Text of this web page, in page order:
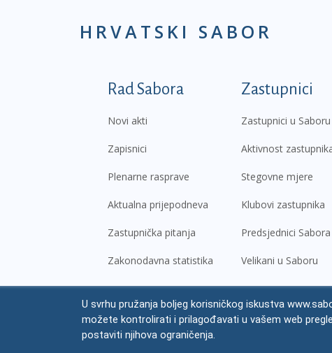
HRVATSKI SABOR
Podnožje prvi izbornik
Rad Sabora
Novi akti
Zapisnici
Plenarne rasprave
Aktualna prijepodneva
Zastupnička pitanja
Zakonodavna statistika
Zastupnici
Zastupnici u Saboru
Aktivnost
Stegovne mjere
Klubovi zastupnika
Predsjednici Sabora
Velikani u Saboru
© Hrvatski sabor, 2026 Pravne
U svrhu pružanja boljeg korisničkog iskustva
možete kontrolirati i prilagođavati u vašem web
postaviti njihova ograničenja.